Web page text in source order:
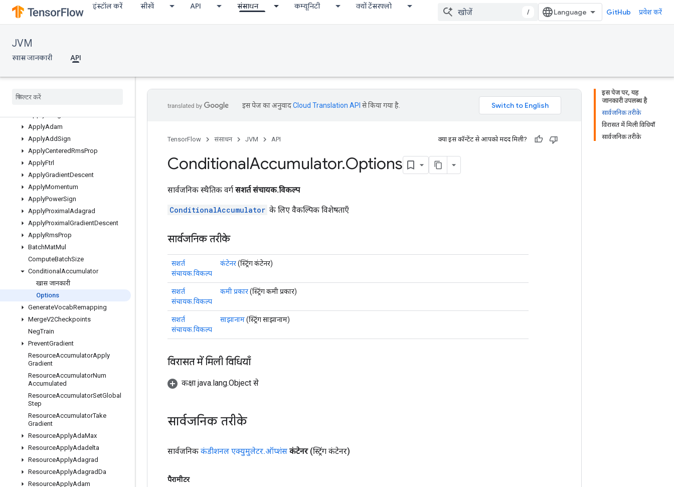
इंस्टॉल करें सीखें API संसाधन कम्यूनिटी क्यों टेंसरफ्लो
/ GitHub प्रवेश करें
JVM
खास जानकारी API
खास जानकारी
AccumulatorApplyGradient
AccumulatorSetGlobalStep
AccumulatorTakeGradient
ApplyAdadelta
ApplyAdam
ApplyAddSign
ApplyCenteredRmsProp
ApplyFtrl
ApplyGradientDescent
ApplyMomentum
ApplyPowerSign
ApplyProximal Adagrad
ApplyProximal GradientDescent
ApplyRmsProp
BatchMatMul
ComputeBatchSize
Conditional Accumulator
खास जानकारी
Options
GenerateVocabRemapping
MergeV2Checkpoints
NegTrain
PreventGradient
ResourceAccumulatorApply
Gradient
ResourceAccumulatorNum
Accumulated
ResourceAccumulatorSetGlobal
Step
ResourceAccumulatorTake
Gradient
ResourceApplyAdaMax
ResourceApplyAdadelta
ResourceApplyAdagrad
ResourceApplyAdagradDa
ResourceApplyAdam
इस पेज पर, यह
जानकारी उपलब्ध है
सार्वजनिक तरीके
विरासत में मिली विधियाँ
सार्वजनिक तरीके
इस पेज का अनुवादCloud Translation API से किया गया है.
TensorFlow संसाधन JVM API क्या इस कॉन्टेंट से आपको मदद मिली?
ConditionalAccumulator.Options
सार्वजनिक स्थैतिक वर्ग सशर्त संचायक.विकल्प
ConditionalAccumulator के लिए वैकल्पिक विशेषताएँ
सार्वजनिक तरीके
सशर्त
संचायक.विकल्प
कंटेनर(स्ट्रिंग कंटेनर)
सशर्त
संचायक.विकल्प
कमी प्रकार(स्ट्रिंग कमी प्रकार)
सशर्त
संचायक.विकल्प
साझानाम(स्ट्रिंग साझानाम)
विरासत में मिली विधियाँ
कक्षा java.lang.Object से
सार्वजनिक तरीके
सार्वजनिक कंडीशनल एक्युमुलेटर.ऑप्शंस कंटेनर (स्ट्रिंग कंटेनर)
पैरामीटर